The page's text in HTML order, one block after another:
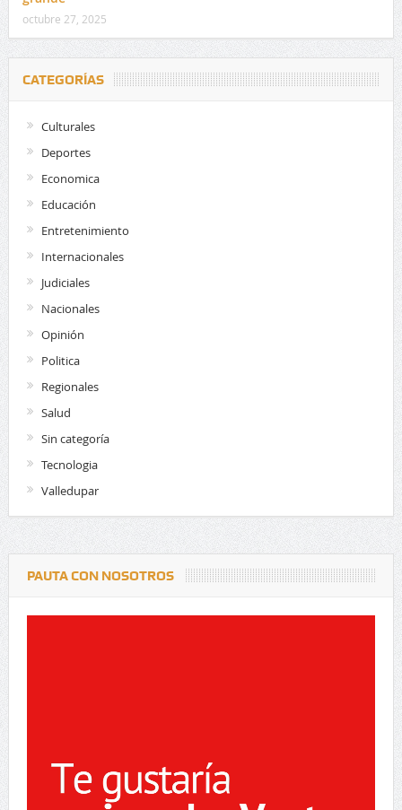
octubre 27, 2025
CATEGORÍAS
Culturales
Deportes
Economica
Educación
Entretenimiento
Internacionales
Judiciales
Nacionales
Opinión
Politica
Regionales
Salud
Sin categoría
Tecnologia
Valledupar
PAUTA CON NOSOTROS